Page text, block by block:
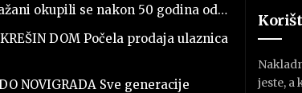
okupili se nakon 50 godina od…
DOM Počela prodaja ulaznica
NOVIGRADA Sve generacije
jeste,